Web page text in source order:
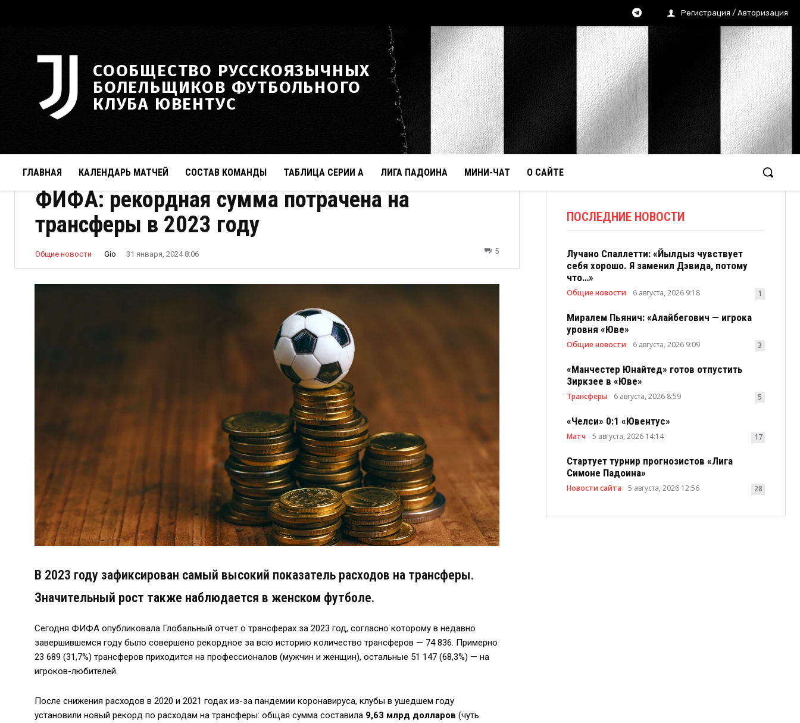
Регистрация / Авторизация
СООБЩЕСТВО РУССКОЯЗЫЧНЫХ
БОЛЕЛЬЩИКОВ ФУТБОЛЬНОГО
КЛУБА ЮВЕНТУС
ГЛАВНАЯ КАЛЕНДАРЬ МАТЧЕЙ СОСТАВ КОМАНДЫ ТАБЛИЦА СЕРИИ А ЛИГА ПАДОИНА МИНИ-ЧАТ О САЙТЕ
ФИФА: рекордная сумма потрачена на
трансферы в 2023 году
Общие новости Gio 31 января, 2024 8:06 5
В 2023 году зафиксирован самый высокий показатель расходов на трансферы.
Значительный рост также наблюдается в женском футболе.
Сегодня ФИФА опубликовала Глобальный отчет о трансферах за 2023 год, согласно которому в недавно
завершившемся году было совершено рекордное за всю историю количество трансферов — 74 836. Примерно
23 689 (31,7%) трансферов приходится на профессионалов (мужчин и женщин), остальные 51 147 (68,3%) — на
игроков-любителей.
После снижения расходов в 2020 и 2021 годах из-за пандемии коронавируса, клубы в ушедшем году
установили новый рекорд по расходам на трансферы: общая сумма составила 9,63 млрд долларов (чуть
ПОСЛЕДНИЕ НОВОСТИ
Лучано Спаллетти: «Йылдыз чувствует
себя хорошо. Я заменил Дэвида, потому
что…»
Общие новости 6 августа, 2026 9:18 1
Миралем Пьянич: «Алайбегович — игрока
уровня «Юве»
Общие новости 6 августа, 2026 9:09 3
«Манчестер Юнайтед» готов отпустить
Зиркзее в «Юве»
Трансферы 6 августа, 2026 8:59 5
«Челси» 0:1 «Ювентус»
Матч 5 августа, 2026 14:14 17
Стартует турнир прогнозистов «Лига
Симоне Падоина»
Новости сайта 5 августа, 2026 12:56 28